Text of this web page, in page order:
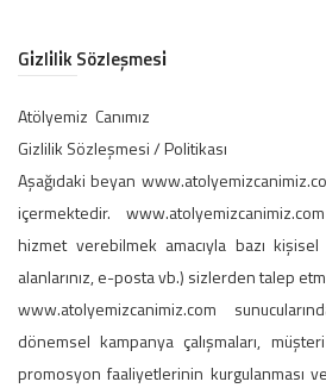
Gi̇zli̇li̇k Sözleşmesi̇
Atölyemiz Canımız
Gizlilik Sözleşmesi / Politikası
Aşağıdaki beyan
içermektedir.
hizmet verebilmek amacıyla bazı
alanlarınız, e-posta vb.) sizlerden talep
www.atolyemizcanimiz.com
dönemsel kampanya çalışmaları,
promosyon faaliyetlerinin kurgulanması